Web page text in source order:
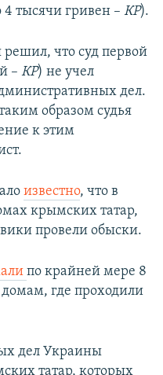
4 тысячи гривен – КР).
решил, что суд первой
– КР) не учел
дел.
образом судья
к этим
известно, что в
крымских татар,
провели обыски.
по крайней мере 8
где проходили
дел Украины
татар, которых